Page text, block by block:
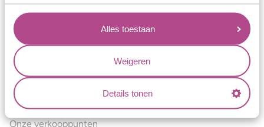
Alles toestaan
Weigeren
Details tonen
Jouw voordelen
Conflictvrije Materialen
Oneindig veel mogelijkheden
Kwaliteit
Juweliers & Contact
Onze verkooppunten